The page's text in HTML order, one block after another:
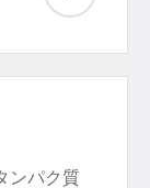
ンパク質